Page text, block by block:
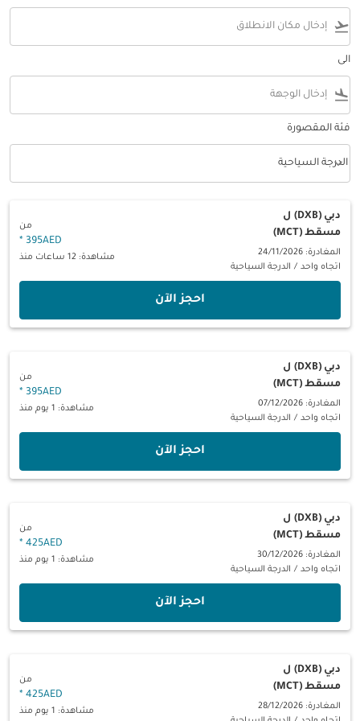
flight_takeoff
الى
flight_land
فئة المقصورة
فئة المقصورة option الدرجة السياحية Selected
الدرجة السياحية
keyboard_arrow_down
دبي (DXB)
ل
مسقط (MCT)
المغادرة: 24/11/2026
اتجاه واحد / الدرجة السياحية
من
395AED
*
مشاهدة: 12 ساعات منذ
‫احجز الآن‬
دبي (DXB)
ل
مسقط (MCT)
المغادرة: 07/12/2026
اتجاه واحد / الدرجة السياحية
من
395AED
*
مشاهدة: 1 يوم منذ
‫احجز الآن‬
دبي (DXB)
ل
مسقط (MCT)
المغادرة: 30/12/2026
اتجاه واحد / الدرجة السياحية
من
425AED
*
مشاهدة: 1 يوم منذ
‫احجز الآن‬
دبي (DXB)
ل
مسقط (MCT)
المغادرة: 28/12/2026
من
425AED
*
مشاهدة: 1 يوم منذ